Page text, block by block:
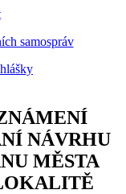
NÁVRHU
MĚSTA